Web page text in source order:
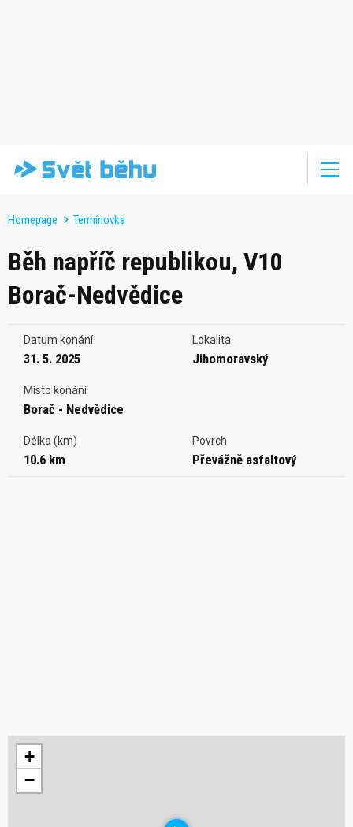
Homepage Termínovka
Běh napříč republikou, V10
Borač-Nedvědice
Datum konání
31. 5. 2025
Lokalita
Jihomoravský
Místo konání
Borač - Nedvědice
Délka (km)
10.6 km
Povrch
Převážně asfaltový
+
−